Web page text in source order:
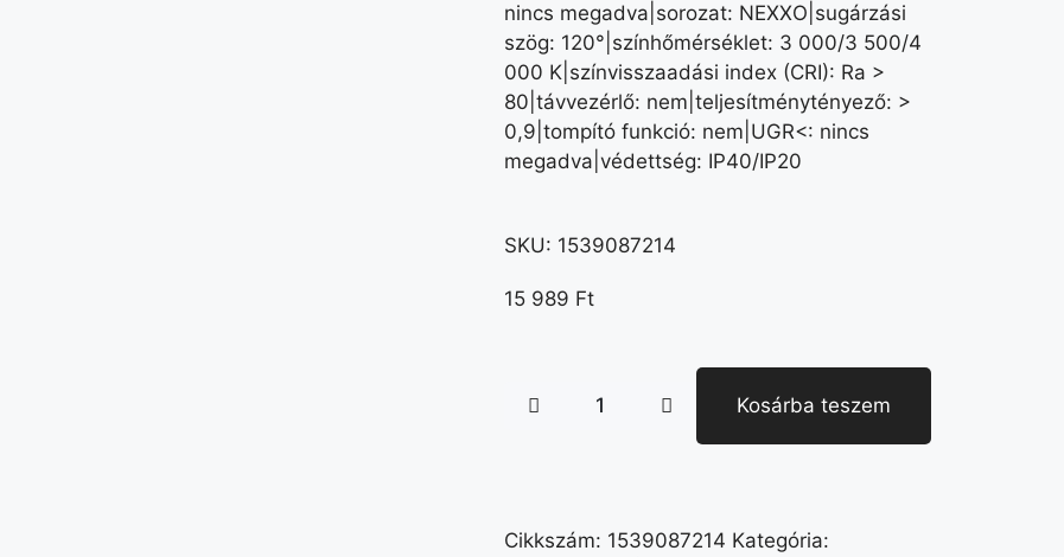
nincs megadva|sorozat: NEXXO|sugárzási
szög: 120°|színhőmérséklet: 3 000/3 500/4
000 K|színvisszaadási index (CRI): Ra >
80|távvezérlő: nem|teljesítménytényező: >
0,9|tompító funkció: nem|UGR<: nincs
megadva|védettség: IP40/IP20
SKU: 1539087214
15 989 Ft
Kosárba teszem
Cikkszám: 1539087214 Kategória: